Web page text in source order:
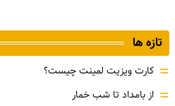
تازه ها
= کارت ویزیت لمینت چیست؟
= از بامداد تا شب خمار